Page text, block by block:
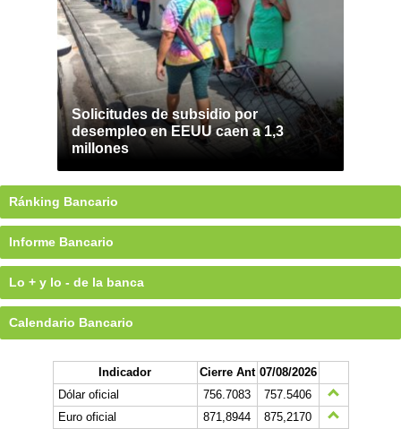
Solicitudes de subsidio por
desempleo en EEUU caen a 1,3
millones
Ránking Bancario
Informe Bancario
Lo + y lo - de la banca
Calendario Bancario
Indicador Cierre Ant 07/08/2026
Dólar oficial
756.7083
757.5406
Euro oficial
871,8944
875,2170